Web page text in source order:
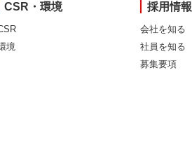
CSR・環境
境
採用情報
会社を知る
社員を知る
募集要項